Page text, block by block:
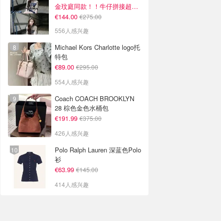
金玟庭同款！！牛仔拼接超有层次感
€144.00 €275.00
556人感兴趣
Michael Kors Charlotte logo托
特包
€89.00 €295.00
554人感兴趣
Coach COACH BROOKLYN
28 棕色金色水桶包
€191.99 €375.00
426人感兴趣
Polo Ralph Lauren 深蓝色Polo
衫
€63.99 €145.00
414人感兴趣